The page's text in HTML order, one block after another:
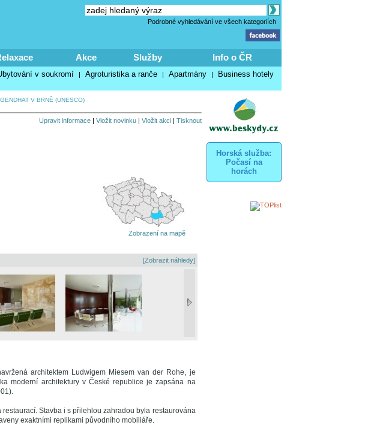
Podrobné vyhledávání ve všech kategoriích
Akce Služby Info o ČR
v soukromí | Agroturistika a ranče | Apartmány | Business hotely
V BRNĚ (UNESCO)
Upravit informace| Vložit novinku| Vložit akci| Tisknout
Zobrazení na mapě
[Zobrazit náhledy]
architektem Ludwigem Miesem van der Rohe, je
moderní architektury v České republice je zapsána na
Stavba i s přilehlou zahradou byla restaurována
exaktními replikami původního mobiliáře.
Horská služba:
Počasí na
horách